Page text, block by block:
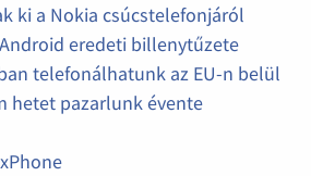
ki a Nokia csúcstelefonjáról
eredeti billenytűzete
telefonálhatunk az EU-n belül
hetet pazarlunk évente